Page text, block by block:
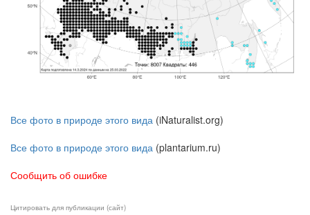
Все фото в природе этого вида (iNaturalist.org)
Все фото в природе этого вида (plantarium.ru)
Сообщить об ошибке
Цитировать для публикации (сайт)